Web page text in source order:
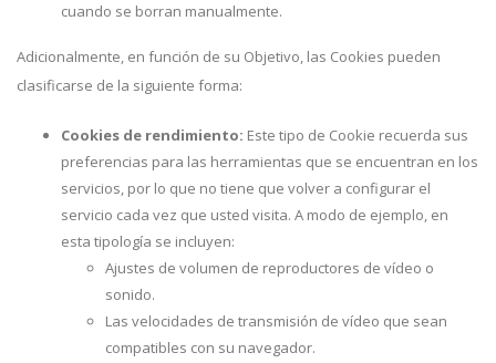
cuando se borran manualmente.
Adicionalmente, en función de su Objetivo, las Cookies pueden
clasificarse de la siguiente forma:
Cookies de rendimiento: Este tipo de Cookie recuerda sus
preferencias para las herramientas que se encuentran en los
servicios, por lo que no tiene que volver a configurar el
servicio cada vez que usted visita. A modo de ejemplo, en
esta tipología se incluyen:
Ajustes de volumen de reproductores de vídeo o
sonido.
Las velocidades de transmisión de vídeo que sean
compatibles con su navegador.